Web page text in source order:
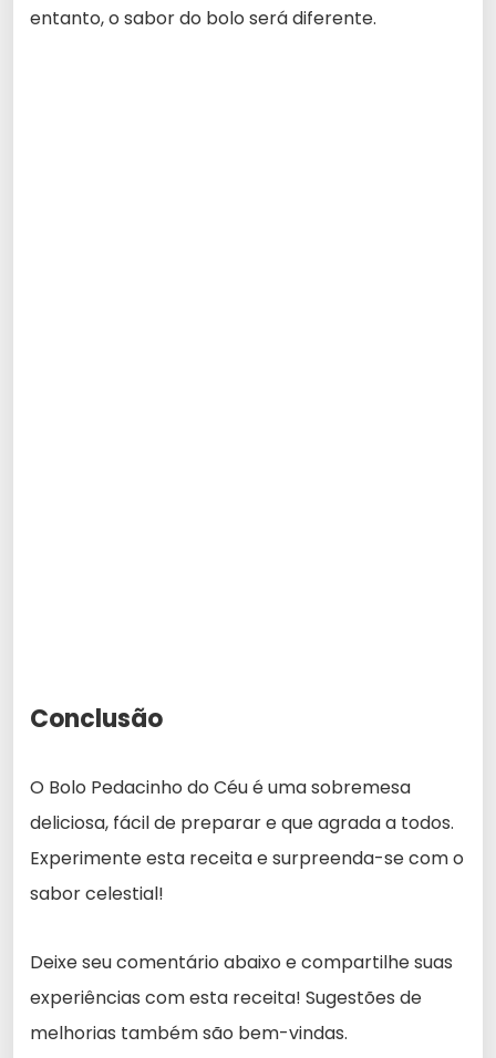
entanto, o sabor do bolo será diferente.
Conclusão
O Bolo Pedacinho do Céu é uma sobremesa
deliciosa, fácil de preparar e que agrada a todos.
Experimente esta receita e surpreenda-se com o
sabor celestial!
Deixe seu comentário abaixo e compartilhe suas
experiências com esta receita! Sugestões de
melhorias também são bem-vindas.